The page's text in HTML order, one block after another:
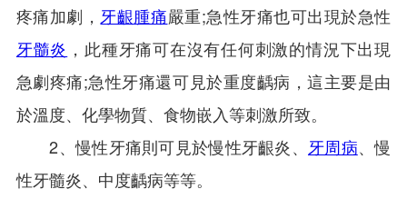
疼痛加劇， 牙齦腫痛嚴重;急性牙痛也可出現於急性
牙髓炎 ，此種牙痛可在沒有任何刺激的情況下出現
急劇疼痛;急性牙痛還可見於重度齲病，這主要是由
於溫度、化學物質、食物嵌入等刺激所致。
2、慢性牙痛則可見於慢性牙齦炎、 牙周病、慢
性牙髓炎、中度齲病等等。